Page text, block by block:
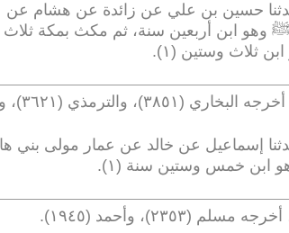
حسين بن علي عن زائدة عن هشام عن
ﷺ وهو ابن أربعين سنة، ثم مكث بمكة
ثلاث وستين (١)
.
إسماعيل عن خالد عن عمار مولى
ابن خمس وستين سنة (١)
.
.